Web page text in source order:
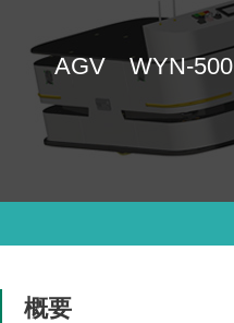
AGV WYN-500
概要